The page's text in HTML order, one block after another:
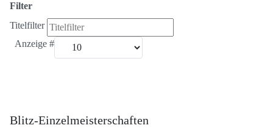
Filter
Titelfilter
Anzeige #
Blitz-Einzelmeisterschaften